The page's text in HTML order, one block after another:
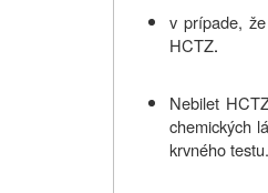
v prípade,
HCTZ.
Nebilet
chemických
krvného testu.